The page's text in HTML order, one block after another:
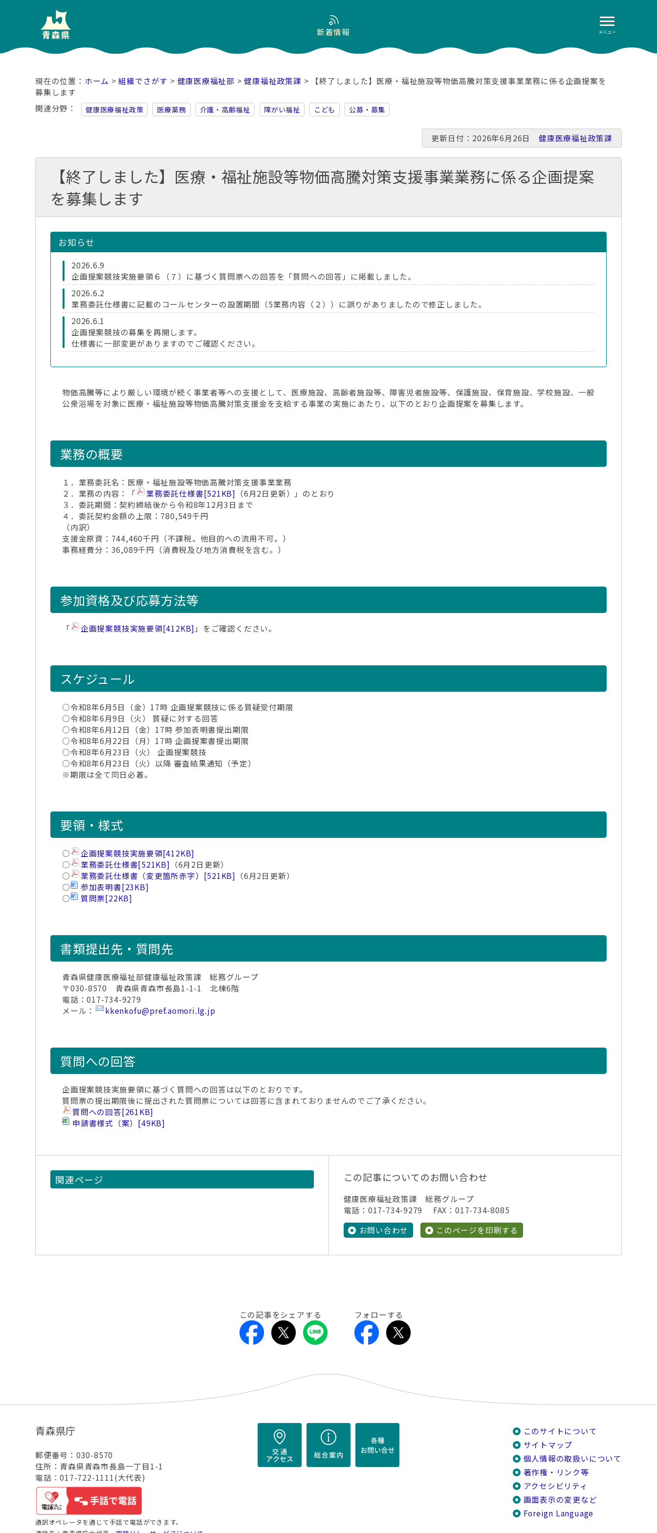
メニュー
新着情報
ホーム >組織でさがす > 健康医療福祉部 >健康福祉政策課 > 【終了しました】医療・福祉施設等物価高騰対策支援事業業務に係る企画提案を
募集します
関連分野
健康医療福祉政策 医療薬務 介護・高齢福祉 障がい福祉 こども 公募・募集
更新日付：2026年6月26日 健康医療福祉政策課
【終了しました】医療・福祉施設等物価高騰対策支援事業業務に係る企画提案
を募集します
お知らせ
2026.6.9
企画提案競技実施要領６（７）に基づく質問票への回答を「質問への回答」に掲載しました。
2026.6.2
業務委託仕様書に記載のコールセンターの設置期間（5業務内容（２））に誤りがありましたので修正しました。
2026.6.1
企画提案競技の募集を再開します。
仕様書に一部変更がありますのでご確認ください。
物価高騰等により厳しい環境が続く事業者等への支援として、医療施設、高齢者施設等、障害児者施設等、保護施設、保育施設、学校施設、一般
公衆浴場を対象に医療・福祉施設等物価高騰対策支援金を支給する事業の実施にあたり、以下のとおり企画提案を募集します。
業務の概要
１．業務委託名：医療・福祉施設等物価高騰対策支援事業業務
２．業務の内容：「
業務委託仕様書[521KB] （6月2日更新）」のとおり
３．委託期間：契約締結後から令和8年12月3日まで
４．委託契約金額の上限：780,549千円
（内訳）
支援金原資：744,460千円（不課税。他目的への流用不可。）
事務経費分：36,089千円（消費税及び地方消費税を含む。）
参加資格及び応募方法等
「 企画提案競技実施要領[412KB] 」をご確認ください。
スケジュール
○令和8年6月5日（金）17時 企画提案競技に係る質疑受付期限
○令和8年6月9日（火） 質疑に対する回答
○令和8年6月12日（金）17時 参加表明書提出期限
○令和8年6月22日（月）17時 企画提案書提出期限
○令和8年6月23日（火） 企画提案競技
○令和8年6月23日（火）以降 審査結果通知（予定）
※期限は全て同日必着。
要領・様式
○ 企画提案競技実施要領[412KB]
○
業務委託仕様書[521KB] （6月2日更新）
○
業務委託仕様書（変更箇所赤字） [521KB] （6月2日更新）
○
参加表明書[23KB]
○
質問票[22KB]
書類提出先・質問先
青森県健康医療福祉部健康福祉政策課 総務グループ
〒030-8570 青森県青森市長島1-1-1 北棟6階
電話：017-734-9279
メール：
kkenkofu@pref.aomori.lg.jp
質問への回答
企画提案競技実施要領に基づく質問への回答は以下のとおりです。
質問票の提出期限後に提出された質問票については回答に含まれておりませんのでご了承ください。
質問への回答[261KB]
申請書様式（案） [49KB]
関連ページ この記事についてのお問い合わせ
健康医療福祉政策課 総務グループ
電話：017-734-9279 FAX：017-734-8085
お問い合わせ
このページを印刷する
この記事をシェアする フォローする
青森県庁
郵便番号：030-8570
住所：青森県青森市長島一丁目1-1
電話：017-722-1111(大代表)
通訳オペレータを通じて手話で電話ができます。
このサイトについて
サイトマップ
個人情報の取扱いについて
著作権・リンク等
アクセシビリティ
画面表示の変更など
Foreign Language